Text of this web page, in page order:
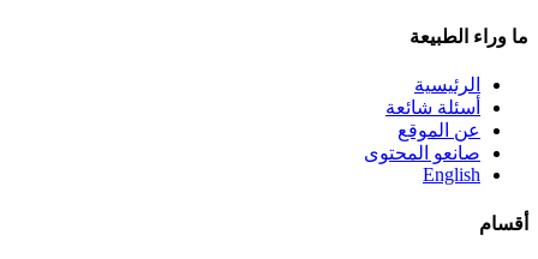
ما وراء الطبيعة
الرئيسية
أسئلة شائعة
عن الموقع
صانعو المحتوى
English
أقسام